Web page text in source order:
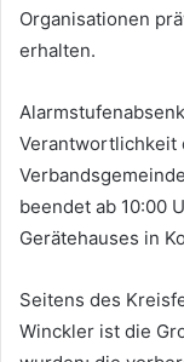
Organisationen
erhalten.
Verantwortlichkeit
beendet ab 10:00
Gerätehauses in
Seitens des
Winckler ist die